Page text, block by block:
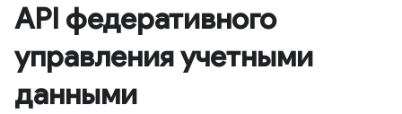
API федеративного
управления учетными
данными